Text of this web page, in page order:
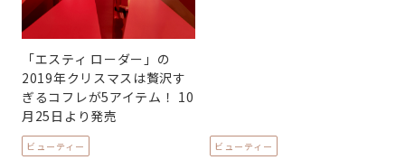
「エスティ ローダー」の
2019年クリスマスは贅沢す
ぎるコフレが5アイテム！ 10
月25日より発売
ビューティー ビューティー